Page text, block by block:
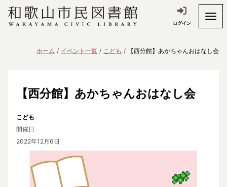
ログイン
ホーム イベント一覧 こども 【西分館】あかちゃんおはなし会
【西分館】あかちゃんおはなし会
こども
開催日
2022年12月6日